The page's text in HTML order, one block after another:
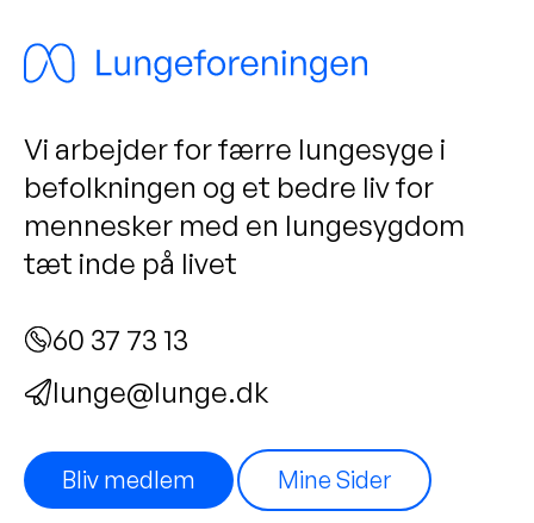
Vi arbejder for færre lungesyge i
befolkningen og et bedre liv for
mennesker med en lungesygdom
tæt inde på livet
60 37 73 13
lunge@lunge.dk
Bliv medlem Mine Sider